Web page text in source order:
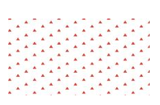
TYPE DE RESSOURCES
MATÉRIAUX